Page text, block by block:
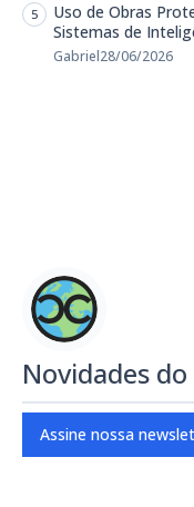
Uso de Obras
Sistemas de
Gabriel28/06/2026
Novidades do
Assine nossa